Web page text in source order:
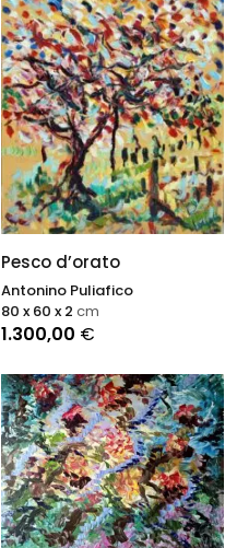
Pesco d’orato
Antonino Puliafico
1.300,00 €
80 x 60 x 2 cm